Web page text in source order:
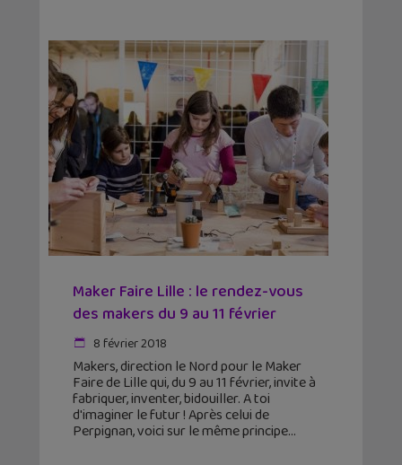
Maker Faire Lille : le rendez-vous
des makers du 9 au 11 février
8 février 2018
Makers, direction le Nord pour le Maker
Faire de Lille qui, du 9 au 11 février, invite à
fabriquer, inventer, bidouiller. A toi
d'imaginer le futur ! Après celui de
Perpignan, voici sur le même principe